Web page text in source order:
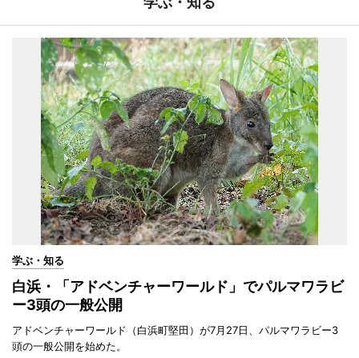
学ぶ・知る
白浜・「アドベンチャーワールド」でパルマワラビ
ー3頭の一般公開
アドベンチャーワールド（白浜町堅田）が7月27日、パルマワラビー3
頭の一般公開を始めた。